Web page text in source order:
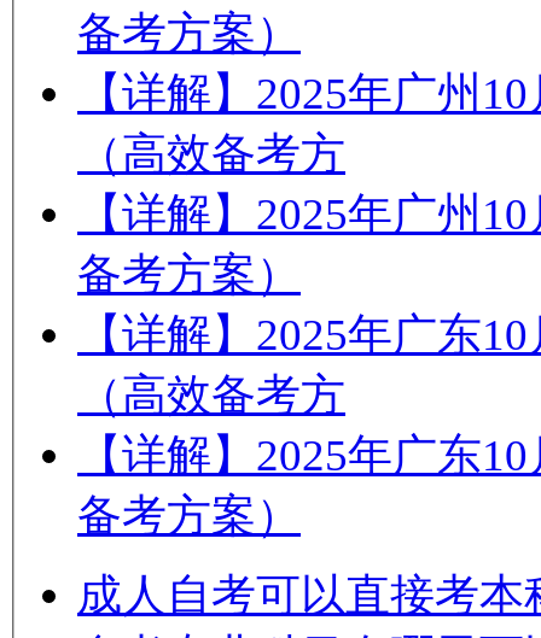
备考方案）
【详解】2025年广州
（高效备考方
【详解】2025年广州
备考方案）
【详解】2025年广东
（高效备考方
【详解】2025年广东
备考方案）
成人自考可以直接考本